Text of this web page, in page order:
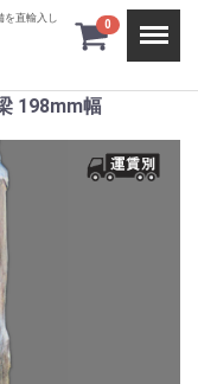
を直輸入し
0
198mm幅